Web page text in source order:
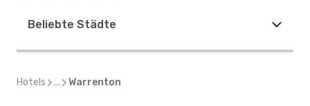
Beliebte Städte
Hotels ... Warrenton